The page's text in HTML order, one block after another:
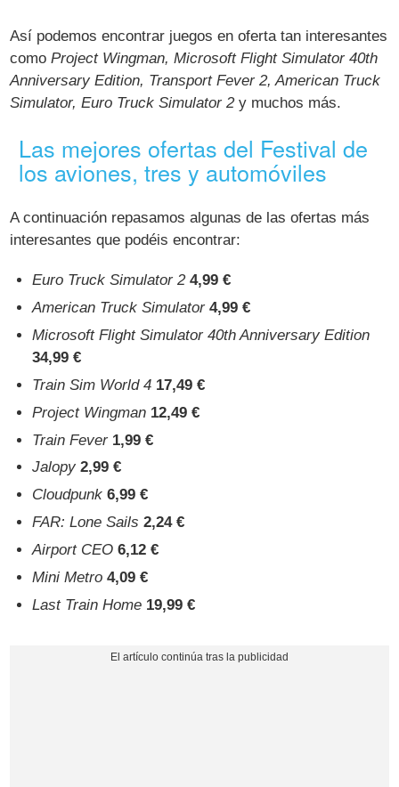
Así podemos encontrar juegos en oferta tan interesantes
comoProject Wingman, Microsoft Flight Simulator 40th
Anniversary Edition, Transport Fever 2, American Truck
Simulator, Euro Truck Simulator 2y muchos más.
Las mejores ofertas del Festival de
los aviones, tres y automóviles
A continuación repasamos algunas de las ofertas más
interesantes que podéis encontrar:
Euro Truck Simulator 2 4,99 €
American Truck Simulator 4,99 €
Microsoft Flight Simulator 40th Anniversary Edition
34,99 €
Train Sim World 4 17,49 €
Project Wingman 12,49 €
Train Fever 1,99 €
Jalopy 2,99 €
Cloudpunk 6,99 €
FAR: Lone Sails 2,24 €
Airport CEO 6,12 €
Mini Metro 4,09 €
Last Train Home 19,99 €